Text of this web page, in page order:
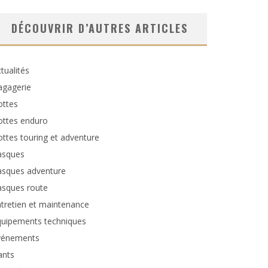
DÉCOUVRIR D’AUTRES ARTICLES
enduro
touring et adventure
adventure
route
et maintenance
techniques